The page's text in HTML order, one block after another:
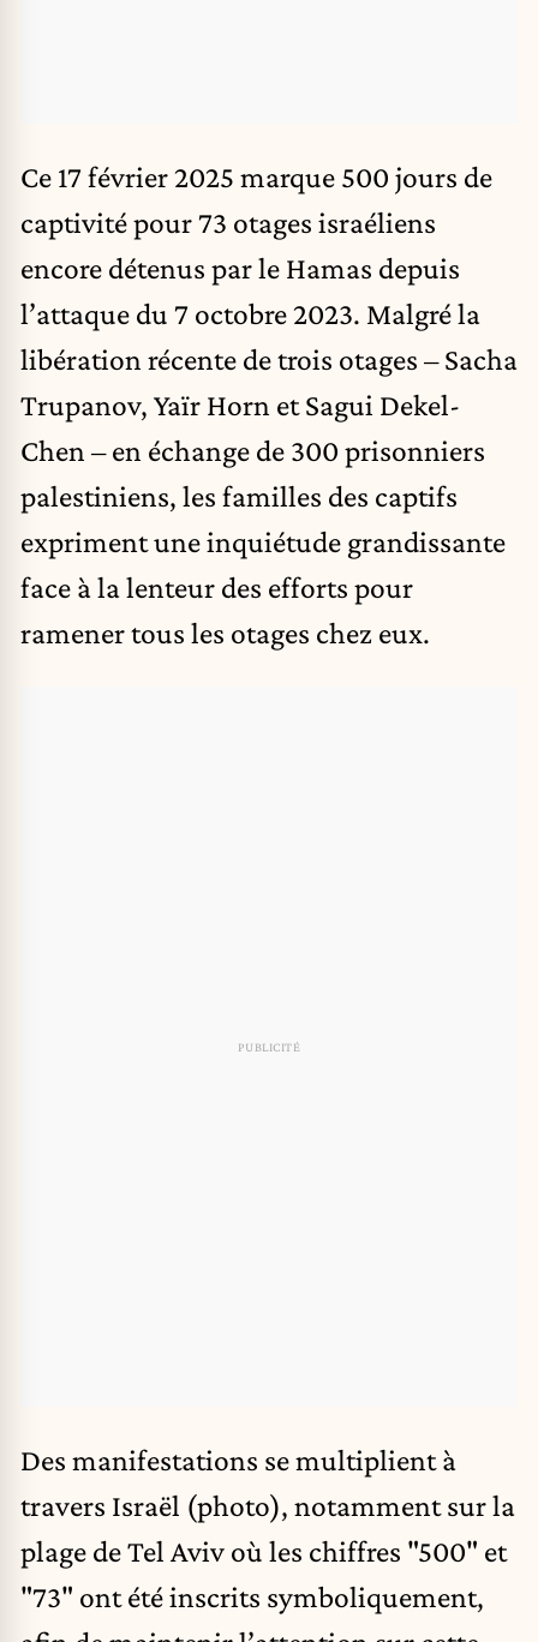
Ce 17 février 2025 marque 500 jours de
captivité pour 73 otages israéliens
encore détenus par le Hamas depuis
l’attaque du 7 octobre 2023. Malgré la
libération récente de trois otages – Sacha
Trupanov, Yaïr Horn et Sagui Dekel-
Chen – en échange de 300 prisonniers
palestiniens, les familles des captifs
expriment une inquiétude grandissante
face à la lenteur des efforts pour
ramener tous les otages chez eux.
Des manifestations se multiplient à
travers Israël (photo), notamment sur la
plage de Tel Aviv où les chiffres "500" et
"73" ont été inscrits symboliquement,